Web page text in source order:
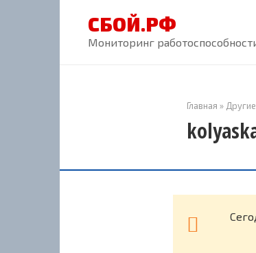
СБОЙ.РФ
Мониторинг
Главная »